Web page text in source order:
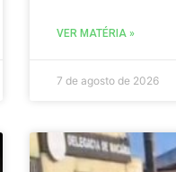
VER MATÉRIA »
7 de agosto de 2026